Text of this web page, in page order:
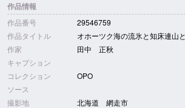
作品情報
作品番号
29546759
作品タイトル
オホーツク海の流氷と知床連山
作家
田中 正秋
キャプション
コレクション
OPO
ソース
撮影地
北海道 網走市